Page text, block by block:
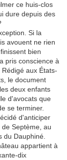
ce huis-clos
dure depuis des
Si la
avouent ne rien
bien
pris conscience à
aux États-
le document
deux enfants
d'avocats que
se terminer.
d'anticiper
Septème, au
du Dauphiné.
appartient à
dix